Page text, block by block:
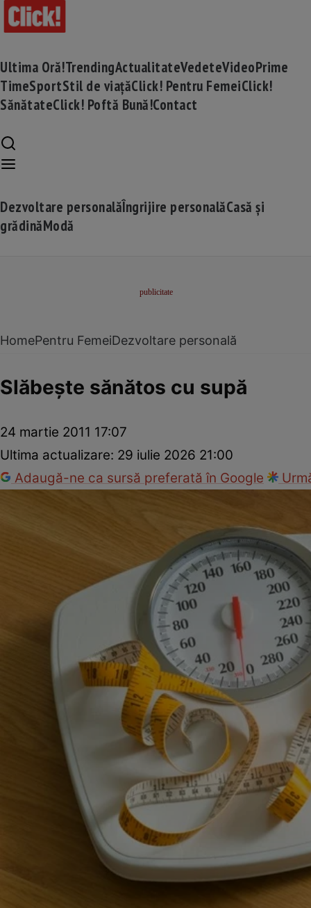
Ultima Oră!TrendingActualitateVedeteVideoPrime
TimeSportStil de viațăClick! Pentru FemeiClick!
SănătateClick! Poftă Bună!Contact
Dezvoltare personalăÎngrijire personalăCasă și
grădinăModă
HomePentru FemeiDezvoltare personală
Slăbeşte sănătos cu supă
24 martie 2011 17:07
Ultima actualizare: 29 iulie 2026 21:00
Adaugă-ne ca sursă preferată în Google